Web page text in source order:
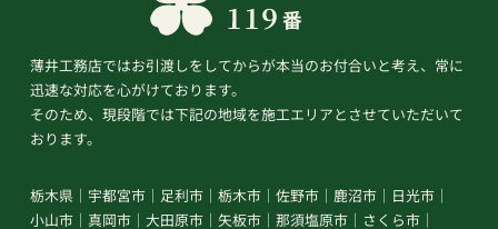
薄井工務店ではお引渡しをしてからが本当のお付合いと考え、常に
迅速な対応を心がけております。
そのため、現段階では下記の地域を施工エリアとさせていただいて
おります。
栃木県 宇都宮市 足利市 栃木市 佐野市 鹿沼市
日光市
小山市
真岡市 大田原市 矢板市 那須塩原市 さくら市